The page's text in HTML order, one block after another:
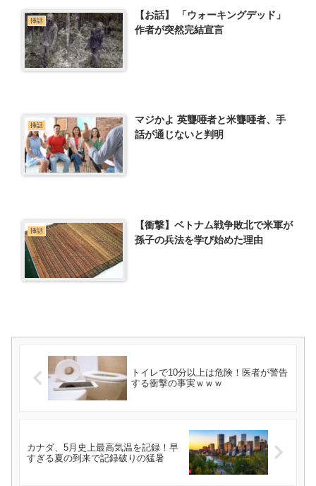
挿話
【お話】 「ウォーキングデッド」
作者が突然完結宣言
挿話
マジかよ 英聾唖者と米聾唖者、手
話が通じないと判明
挿話
【衝撃】ベトナム戦争敗北で米軍が
孫子の兵法を学び始めた理由
トイレで10分以上は危険！医者が警告
する衝撃の事実ｗｗｗ
カナダ、5月史上最高気温を記録！早
すぎる夏の到来で記録破りの猛暑